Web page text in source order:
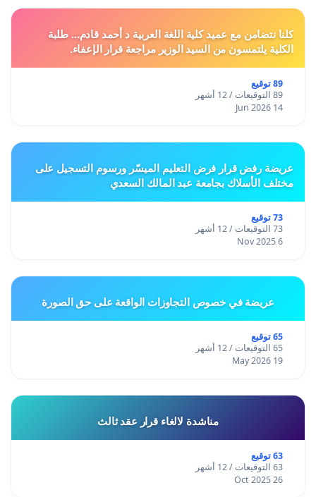
كلنا نتضامن مع عميد كلية اللغة العربية د أحمد قادم... طلبة
الكلية يلتمسون من السيد الوزير مراجعة قرار الإعفاء.
89 توقيع
89 التوقيعات / 12 أشهر
14 Jun 2026
عريضة رفض قرار فرض التعليم الميسّر ورسوم التسجيل على
مختلف الأسلاك بجامعة عبد المالك السعدي
73 توقيع
73 التوقيعات / 12 أشهر
6 Nov 2025
عريضة في خصوص التجاوزات الواقعة على حق الصورة
65 توقيع
65 التوقيعات / 12 أشهر
19 May 2026
مناشدة لالغاء قرار عقد ثالث
63 توقيع
63 التوقيعات / 12 أشهر
26 Oct 2025